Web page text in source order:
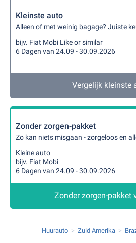
Kleinste auto
Alleen of met weinig bagage? Juiste
bijv. Fiat Mobi Like or similar
6 Dagen van 24.09 - 30.09.2026
Vergelijk kleinste
Zonder zorgen-pakket
Zo kan niets misgaan - zorgeloos en
Kleine auto
bijv. Fiat Mobi
6 Dagen van 24.09 - 30.09.2026
Zonder zorgen-pakket
Huurauto Zuid Amerika